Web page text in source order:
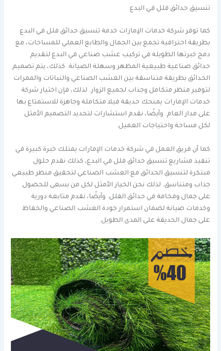
تنسيق حدائق فلل في البدع
كما توفر شركة خدمات الإمارات خدمة تنسيق حدائق فلل في البدع
بطريقة احترافية تجمع بين الجمال والطابع العملي للمساحات، مع
دمج خبرتها الطويلة في تركيب عشب صناعي في البدع لتقديم
حدائق صناعية طبيعية المظهر وسهلة الصيانة. كذلك، يتم تصميم
الحدائق بطريقة متناسقة بين العشب الصناعي والنباتات والممرات
لتوفير منظر متكامل وجذاب لجميع الزوار. لذلك، فإن اختيار شركة
خدمات الإمارات يمنحك حديقة فيلا متكاملة وجاهزة للاستمتاع بها
على مدار العام. وأيضًا، نقدم استشارات لتحديد التصميم الأمثل
لكل مساحة واحتياجات العميل.
كما أن فريق العمل في شركة خدمات الإمارات يمتلك خبرة كبيرة في
تنفيذ مشاريع تنسيق حدائق فلل في البدع، كذلك نقدم حلول
مبتكرة لتنسيق الحدائق مع العشب الصناعي لتحقيق منظر طبيعي
جذاب ومتناسق. لذلك نحن الخيار الأمثل لكل من يسعى للحصول
على جمال وفخامة في حدائق الفلل. وأيضًا، نقدم متابعة دورية
وخدمات صيانة لضمان استمرار جودة العشب الصناعي والحفاظ
على جمال الحديقة على المدى الطويل.